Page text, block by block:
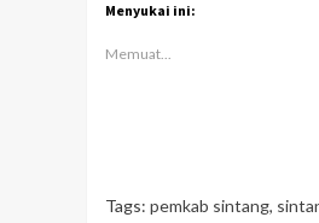
Menyukai ini:
Memuat...
Tags: pemkab sintang,